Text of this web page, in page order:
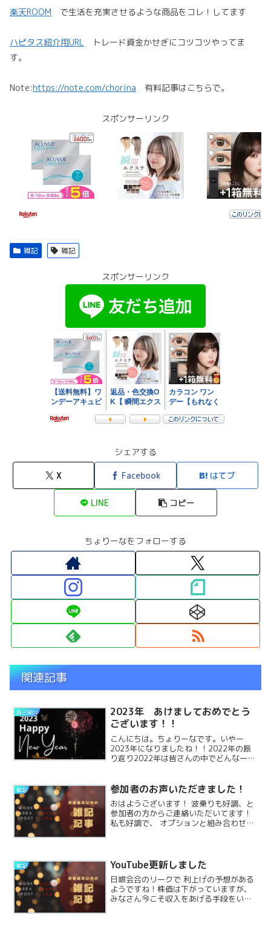
楽天ROOM で生活を充実させるような商品をコレ！してます
ハピタス紹介用URL トレード資金かせぎにコツコツやってま
す。
Note:https://note.com/chorina 有料記事はこちらで。
スポンサーリンク
雑記 雑記
スポンサーリンク
シェアする
X Facebook はてブ
LINE コピー
ちょりーなをフォローする
関連記事
自己紹介
2023年 あけましておめでとう
ございます！！
こんにちは。ちょりーなです。いやー
2023年になりましたね！！2022年の振
り返り2022年は皆さんの中でどんな一年
本格リリース！・物販で東南アジア進
出、売上100万ReadMore...
雑記 参加者のお声いただきました！
おはようございます！ 波乗りも好調、と
参加者の方からご連絡いただいてます！
私も好調で、 オプションと組み合わせる
主催のコミュニティReadMore...
雑記 YouTube更新しました
日銀会合のリークで 利上げの予想がある
ようですね！株価は下がっていますが、
みなさん今こそ収入をあげる手段をいく